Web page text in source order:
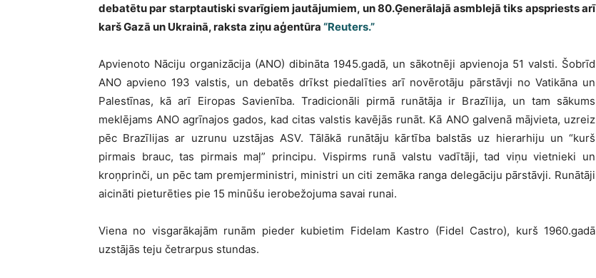
debatētu par starptautiski svarīgiem jautājumiem, un 80.Ģenerālajā asmblejā tiks apspriests arī
karš Gazā un Ukrainā, raksta ziņu aģentūra “Reuters.”
Apvienoto Nāciju organizācija (ANO) dibināta 1945.gadā, un sākotnēji apvienoja 51 valsti. Šobrīd
ANO apvieno 193 valstis, un debatēs drīkst piedalīties arī novērotāju pārstāvji no Vatikāna un
Palestīnas, kā arī Eiropas Savienība. Tradicionāli pirmā runātāja ir Brazīlija, un tam sākums
meklējams ANO agrīnajos gados, kad citas valstis kavējās runāt. Kā ANO galvenā mājvieta, uzreiz
pēc Brazīlijas ar uzrunu uzstājas ASV. Tālākā runātāju kārtība balstās uz hierarhiju un “kurš
pirmais brauc, tas pirmais maļ” principu. Vispirms runā valstu vadītāji, tad viņu vietnieki un
kroņprinči, un pēc tam premjerministri, ministri un citi zemāka ranga delegāciju pārstāvji. Runātāji
aicināti pieturēties pie 15 minūšu ierobežojuma savai runai.
Viena no visgarākajām runām pieder kubietim Fidelam Kastro (Fidel Castro), kurš 1960.gadā
uzstājās teju četrarpus stundas.